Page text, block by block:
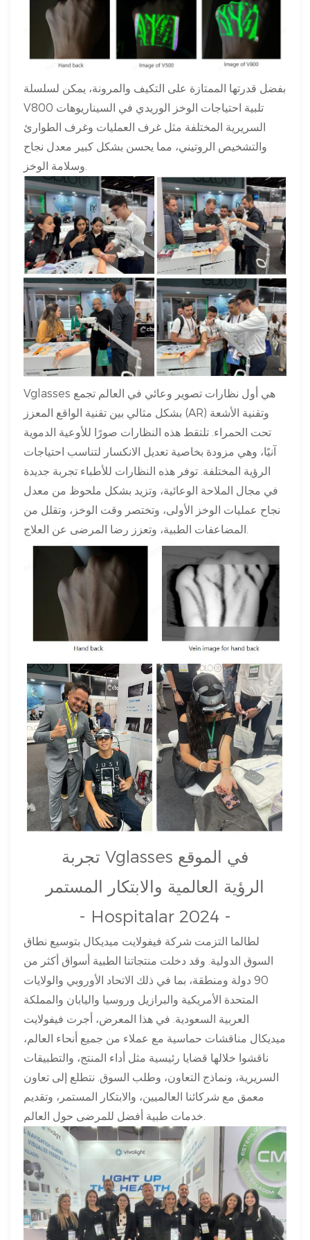
بفضل قدرتها الممتازة على التكيف والمرونة، يمكن لسلسلة
V800 تلبية احتياجات الوخز الوريدي في السيناريوهات
السريرية المختلفة مثل غرف العمليات وغرف الطوارئ
والتشخيص الروتيني، مما يحسن بشكل كبير معدل نجاح
Vglasses هي أول نظارات تصوير وعائي في العالم تجمع
بشكل مثالي بين تقنية الواقع المعزز (AR) وتقنية الأشعة
تحت الحمراء. تلتقط هذه النظارات صورًا للأوعية الدموية
آنيًا، وهي مزودة بخاصية تعديل الانكسار لتناسب احتياجات
الرؤية المختلفة. توفر هذه النظارات للأطباء تجربة جديدة
في مجال الملاحة الوعائية، وتزيد بشكل ملحوظ من معدل
نجاح عمليات الوخز الأولى، وتختصر وقت الوخز، وتقلل من
تجربة Vglasses في الموقع
الرؤية العالمية والابتكار المستمر
- Hospitalar 2024 -
لطالما التزمت شركة فيفولايت ميديكال بتوسيع نطاق
السوق الدولية. وقد دخلت منتجاتنا الطبية أسواق أكثر من
90 دولة ومنطقة، بما في ذلك الاتحاد الأوروبي والولايات
المتحدة الأمريكية والبرازيل وروسيا واليابان والمملكة
العربية السعودية. في هذا المعرض، أجرت فيفولايت
ميديكال مناقشات حماسية مع عملاء من جميع أنحاء العالم،
ناقشوا خلالها قضايا رئيسية مثل أداء المنتج، والتطبيقات
السريرية، ونماذج التعاون، وطلب السوق. نتطلع إلى تعاون
معمق مع شركائنا العالميين، والابتكار المستمر، وتقديم